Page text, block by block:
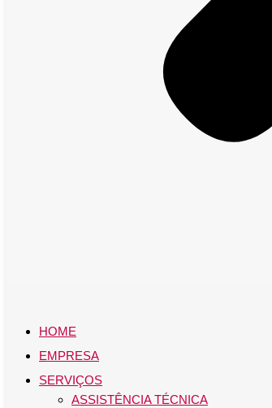
HOME
EMPRESA
SERVIÇOS
ASSISTÊNCIA TÉCNICA